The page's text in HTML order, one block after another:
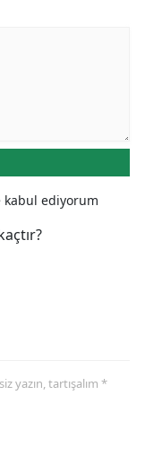
kabul ediyorum
yazın, tartışalım *